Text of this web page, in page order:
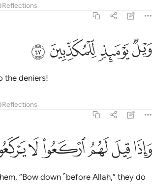
Reflections
ويل يوميذ للمكذبين ٤٧
وَيْلٌۭ يَوْمَئِذٍۢ لِّلْمُكَذِّبِينَ ٤٧
ﳍﳎﳏﳐ
the deniers!
Reflections
واذا قيل لهم اركعوا لا يركعون ٤٨
وَإِذَا قِيلَ لَهُمُ ٱرْكَعُوا۟ لَا يَرْكَعُونَ ٤٨
ﳑﳒﳓﳔﳕ
“Bow down ˹before Allah,” they do